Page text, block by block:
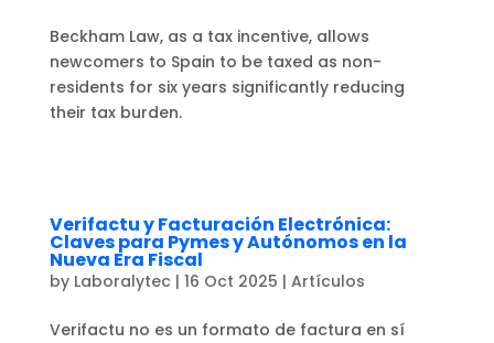
Beckham Law, as a tax incentive, allows
newcomers to Spain to be taxed as non-
residents for six years significantly reducing
their tax burden.
Verifactu y Facturación Electrónica:
Claves para Pymes y Autónomos en la
Nueva Era Fiscal
by Laboralytec | 16 Oct 2025 | Artículos
Verifactu no es un formato de factura en sí